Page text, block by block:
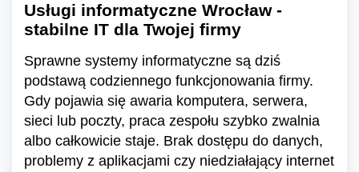
Usługi informatyczne Wrocław -
stabilne IT dla Twojej firmy
Sprawne systemy informatyczne są dziś
podstawą codziennego funkcjonowania firmy.
Gdy pojawia się awaria komputera, serwera,
sieci lub poczty, praca zespołu szybko zwalnia
albo całkowicie staje. Brak dostępu do danych,
problemy z aplikacjami czy niedziałający internet